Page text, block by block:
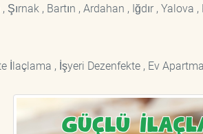
, Bartın , Ardahan , Iğdır , Yalova
, İşyeri Dezenfekte , Ev